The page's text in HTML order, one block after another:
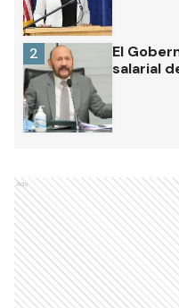
El
salarial
2
Ads